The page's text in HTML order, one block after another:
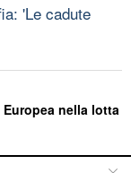
'Le cadute
nella lotta